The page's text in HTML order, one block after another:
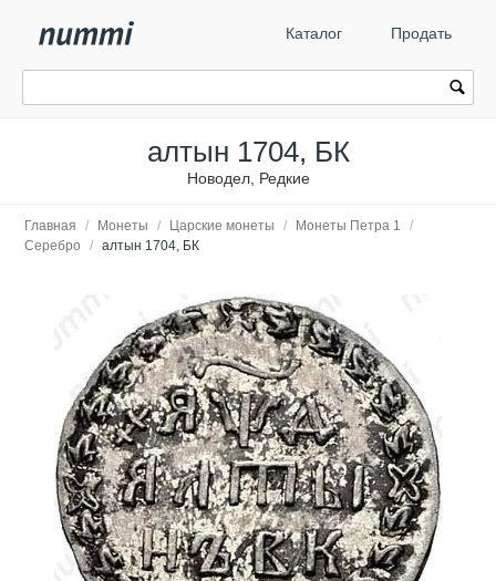
Каталог Продать
алтын 1704, БК
Новодел, Редкие
Главная / Монеты / Царские монеты / Монеты Петра 1
/
Серебро
/ алтын 1704, БК